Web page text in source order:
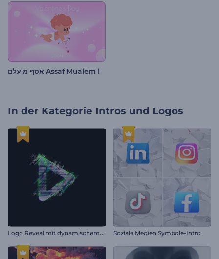
אסף מועלם Assaf Mualem l
In der Kategorie Intros und Logos
L
ogo Reveal mit dynamischem Glitch Soziale Medien Symbole-Intro